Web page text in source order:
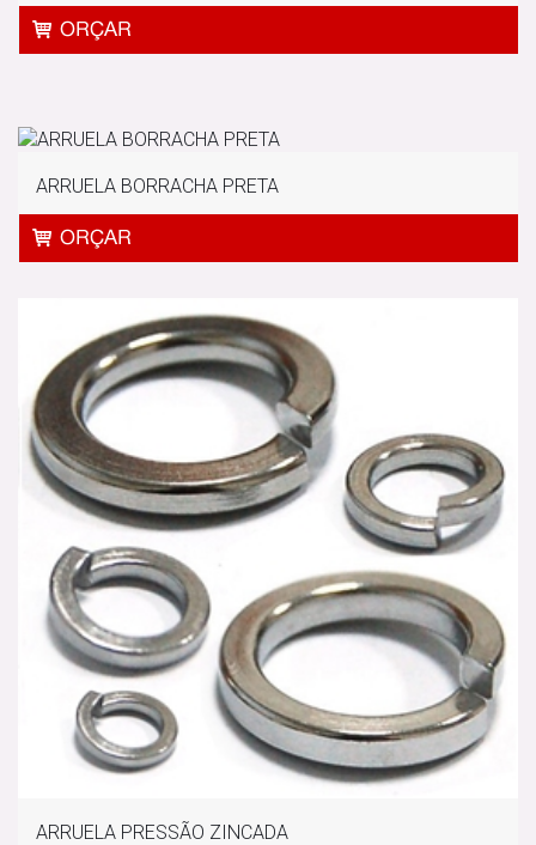
ARRUELA BORRACHA PRETA
ARRUELA PRESSÃO ZINCADA